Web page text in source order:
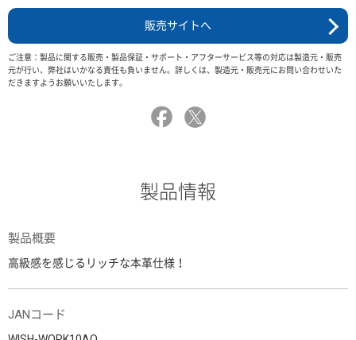
販売サイトへ
ご注意：製品に関する販売・製品保証・サポート・アフターサービス等の対応は製造元・販売
元が行い、弊社はいかなる責任も負いません。詳しくは、製造元・販売元にお問い合わせいた
だきますようお願いいたします。
製品情報
製品概要
高級感を感じるリッチな本革仕様！
JANコード